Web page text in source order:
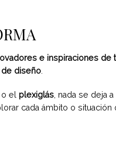
e inspiraciones de
de diseño.
o el plexiglás , nada se deja
cada ámbito o situación